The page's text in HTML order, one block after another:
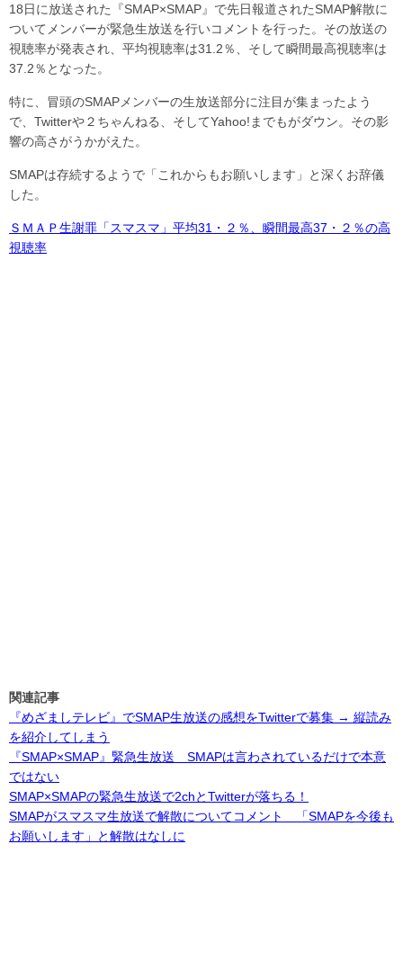
18日に放送された『SMAP×SMAP』で先日報道されたSMAP解散に
ついてメンバーが緊急生放送を行いコメントを行った。その放送の
視聴率が発表され、平均視聴率は31.2％、そして瞬間最高視聴率は
37.2％となった。
特に、冒頭のSMAPメンバーの生放送部分に注目が集まったよう
で、Twitterや２ちゃんねる、そしてYahoo!までもがダウン。その影
響の高さがうかがえた。
SMAPは存続するようで「これからもお願いします」と深くお辞儀
した。
ＳＭＡＰ生謝罪「スマスマ」平均31・２％、瞬間最高37・２％の高
視聴率
関連記事
『めざましテレビ』でSMAP生放送の感想をTwitterで募集 → 縦読み
を紹介してしまう
『SMAP×SMAP』緊急生放送 SMAPは言わされているだけで本意
ではない
SMAP×SMAPの緊急生放送で2chとTwitterが落ちる！
SMAPがスマスマ生放送で解散についてコメント 「SMAPを今後も
お願いします」と解散はなしに